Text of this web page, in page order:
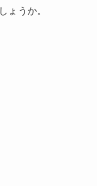
ょうか。